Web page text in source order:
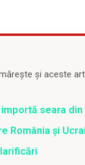
și aceste
seara
România și